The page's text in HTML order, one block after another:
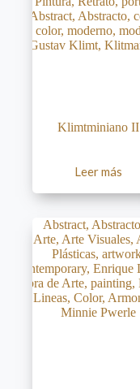
Klimtminiano II
Leer más